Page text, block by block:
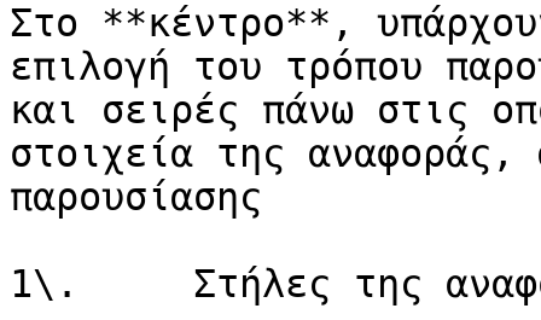
Στο **κέντρο**,
επιλογή του τρόπου
και σειρές πάνω στις
στοιχεία της
παρουσίασης
1\.     Στήλες της